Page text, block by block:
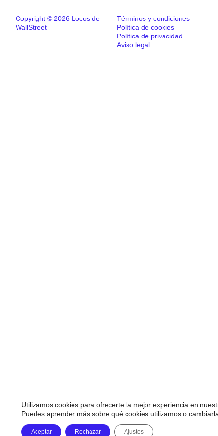
Copyright © 2026 Locos de
WallStreet
Términos y condiciones
Política de cookies
Política de privacidad
Aviso legal
Utilizamos cookies para ofrecerte la mejor experiencia en
Puedes aprender más sobre qué cookies utilizamos o
Aceptar Rechazar Ajustes